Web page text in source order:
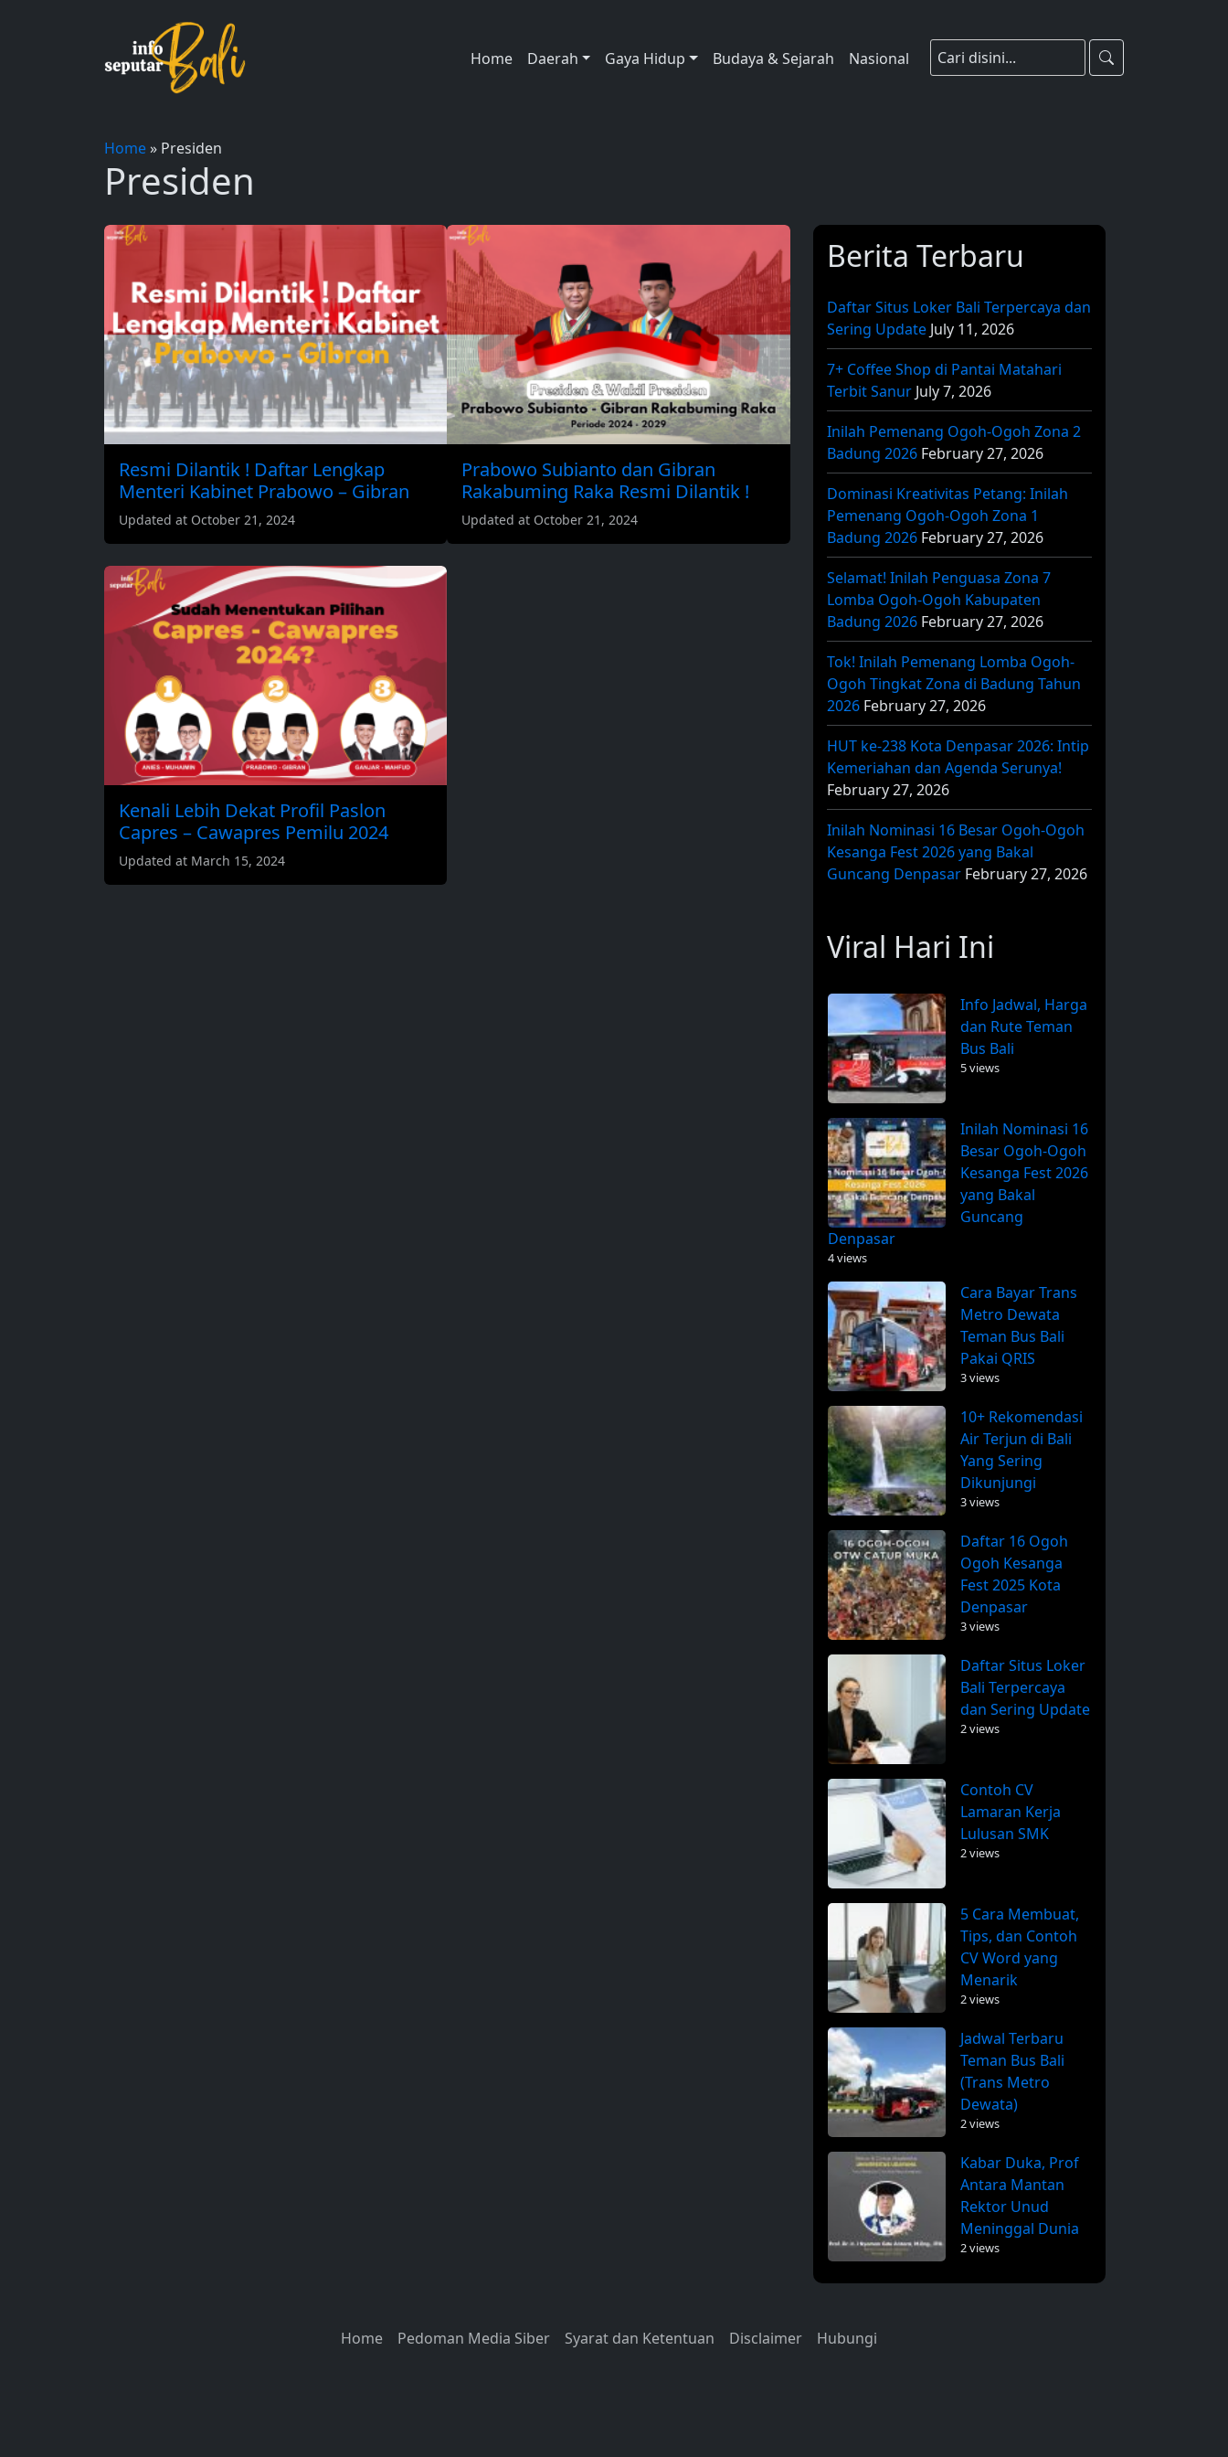
Home Daerah Gaya Hidup Budaya & Sejarah Nasional
Home» Presiden
Presiden
Resmi Dilantik ! Daftar Lengkap
Menteri Kabinet Prabowo – Gibran
Updated at October 21, 2024
Prabowo Subianto dan Gibran
Rakabuming Raka Resmi Dilantik !
Updated at October 21, 2024
Kenali Lebih Dekat Profil Paslon
Capres – Cawapres Pemilu 2024
Updated at March 15, 2024
Berita Terbaru
Daftar Situs Loker Bali Terpercaya dan
Sering Update July 11, 2026
7+ Coffee Shop di Pantai Matahari
Terbit Sanur July 7, 2026
Inilah Pemenang Ogoh-Ogoh Zona 2
Badung 2026 February 27, 2026
Dominasi Kreativitas Petang: Inilah
Pemenang Ogoh-Ogoh Zona 1
Badung 2026 February 27, 2026
Selamat! Inilah Penguasa Zona 7
Lomba Ogoh-Ogoh Kabupaten
Badung 2026 February 27, 2026
Tok! Inilah Pemenang Lomba Ogoh-
Ogoh Tingkat Zona di Badung Tahun
2026 February 27, 2026
HUT ke-238 Kota Denpasar 2026: Intip
Kemeriahan dan Agenda Serunya!
February 27, 2026
Inilah Nominasi 16 Besar Ogoh-Ogoh
Kesanga Fest 2026 yang Bakal
Guncang Denpasar February 27, 2026
Viral Hari Ini
Info Jadwal, Harga
dan Rute Teman
Bus Bali
5 views
Inilah Nominasi 16
Besar Ogoh-Ogoh
Kesanga Fest 2026
yang Bakal
Guncang
Denpasar
4 views
Cara Bayar Trans
Metro Dewata
Teman Bus Bali
Pakai QRIS
3 views
10+ Rekomendasi
Air Terjun di Bali
Yang Sering
Dikunjungi
3 views
Daftar 16 Ogoh
Ogoh Kesanga
Fest 2025 Kota
Denpasar
3 views
Daftar Situs Loker
Bali Terpercaya
dan Sering Update
2 views
Contoh CV
Lamaran Kerja
Lulusan SMK
2 views
5 Cara Membuat,
Tips, dan Contoh
CV Word yang
Menarik
2 views
Jadwal Terbaru
Teman Bus Bali
(Trans Metro
Dewata)
2 views
Kabar Duka, Prof
Antara Mantan
Rektor Unud
Meninggal Dunia
2 views
Home Pedoman Media Siber Syarat dan Ketentuan Disclaimer Hubungi